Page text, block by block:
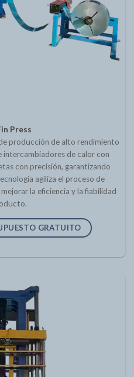
Press
producción de alto rendimiento
de calor con
con precisión, garantizando
agiliza el proceso de
la eficiencia y la fiabilidad
GRATUITO